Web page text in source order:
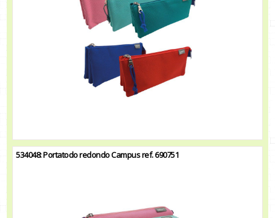
534048: Portatodo redondo Campus ref. 690751